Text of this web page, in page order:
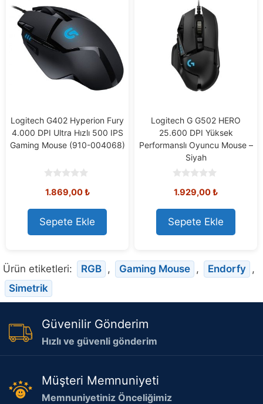
Logitech G402 Hyperion Fury
4.000 DPI Ultra Hızlı 500 IPS
Gaming Mouse (910-004068)
o
t
o
f
5
1.869,00₺
Sepete Ekle
Logitech G G502 HERO
25.600 DPI Yüksek
Performanslı Oyuncu Mouse –
Siyah
o
t
o
f
5
1.929,00₺
Sepete Ekle
Ürün etiketleri: RGB , Gaming Mouse , Endorfy ,
Simetrik
Güvenilir Gönderim
Hızlı ve güvenli gönderim
Müşteri Memnuniyeti
Memnuniyetiniz Önceliğimiz